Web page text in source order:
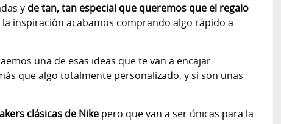
y de tan, tan especial que queremos que el regalo
inspiración acabamos comprando algo rápido a
una de esas ideas que te van a encajar
que algo totalmente personalizado, y si son unas
clásicas de Nike pero que van a ser únicas para la